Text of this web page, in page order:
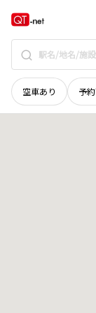
空車あり 予
北海道